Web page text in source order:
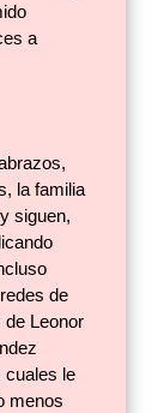
a
la familia
siguen,
de
Leonor
cuales le
menos